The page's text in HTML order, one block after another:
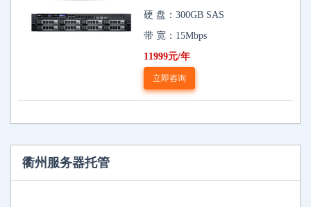
硬 盘：300GB SAS
带 宽：15Mbps
11999元/年
立即咨询
衢州服务器托管